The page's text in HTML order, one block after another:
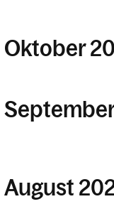
Oktober
August